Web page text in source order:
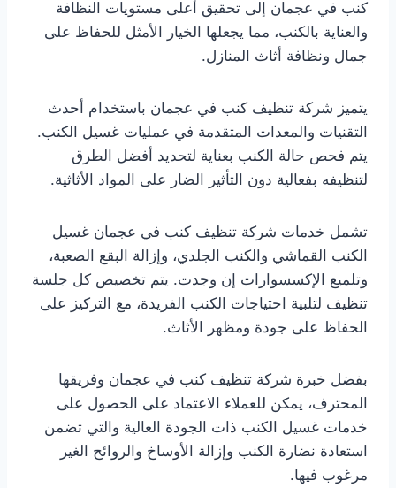
كنب في عجمان إلى تحقيق أعلى مستويات النظافة
والعناية بالكنب، مما يجعلها الخيار الأمثل للحفاظ على
جمال ونظافة أثاث المنازل.
يتميز شركة تنظيف كنب في عجمان باستخدام أحدث
التقنيات والمعدات المتقدمة في عمليات غسيل الكنب.
يتم فحص حالة الكنب بعناية لتحديد أفضل الطرق
لتنظيفه بفعالية دون التأثير الضار على المواد الأثاثية.
تشمل خدمات شركة تنظيف كنب في عجمان غسيل
الكنب القماشي والكنب الجلدي، وإزالة البقع الصعبة،
وتلميع الإكسسوارات إن وجدت. يتم تخصيص كل جلسة
تنظيف لتلبية احتياجات الكنب الفريدة، مع التركيز على
الحفاظ على جودة ومظهر الأثاث.
بفضل خبرة شركة تنظيف كنب في عجمان وفريقها
المحترف، يمكن للعملاء الاعتماد على الحصول على
خدمات غسيل الكنب ذات الجودة العالية والتي تضمن
استعادة نضارة الكنب وإزالة الأوساخ والروائح الغير
مرغوب فيها.